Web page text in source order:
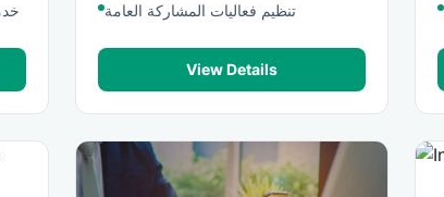
تنظيم فعاليات المشاركة العامة
View Details